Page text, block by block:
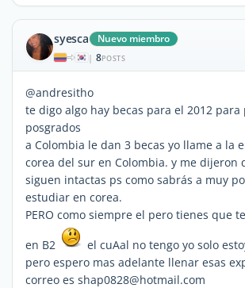
syesca Nuevo miembro
| 8POSTS
@andresitho
te digo algo hay becas para el 2012 para
posgrados
a Colombia le dan 3 becas yo llame a la
corea del sur en Colombia. y me dijeron
siguen intactas ps como sabrás a muy
estudiar en corea.
PERO como siempre el pero tienes que
en B2
el cuAal no tengo yo solo
pero espero mas adelante llenar esas
correo es shap0828@hotmail.com